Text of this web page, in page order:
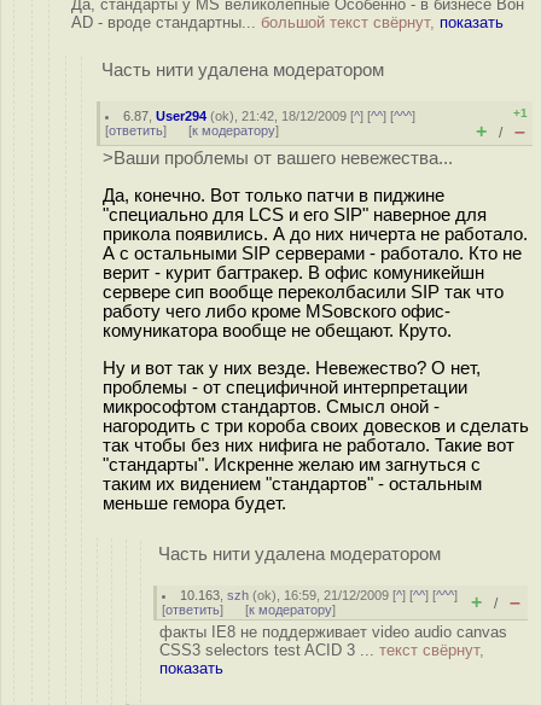
Да, стандарты у MS великолепные Особенно - в бизнесе Вон
AD - вроде стандартны... большой текст свёрнут, показать
Часть нити удалена модератором
6.87 ,User294 (ok), 21:42, 18/12/2009 [^] [^^] [^^^]
[ответить] [к модератору]
+1
+ / –
>Ваши проблемы от вашего невежества...
Да, конечно. Вот только патчи в пиджине
"специально для LCS и его SIP" наверное для
прикола появились. А до них ничерта не работало.
А с остальными SIP серверами - работало. Кто не
верит - курит багтракер. В офис комуникейшн
сервере сип вообще переколбасили SIP так что
работу чего либо кроме MSовского офис-
комуникатора вообще не обещают. Круто.
Ну и вот так у них везде. Невежество? О нет,
проблемы - от специфичной интерпретации
микрософтом стандартов. Смысл оной -
нагородить с три короба своих довесков и сделать
так чтобы без них нифига не работало. Такие вот
"cтандарты". Искренне желаю им загнуться с
таким их видением "стандартов" - остальным
меньше гемора будет.
Часть нити удалена модератором
10.163 ,szh (ok), 16:59, 21/12/2009 [^] [^^] [^^^]
[ответить] [к модератору] + / –
факты IE8 не поддерживает video audio canvas
CSS3 selectors test ACID 3 ... текст свёрнут,
показать